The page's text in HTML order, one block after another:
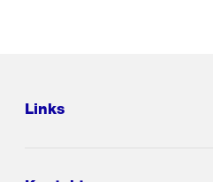
Links